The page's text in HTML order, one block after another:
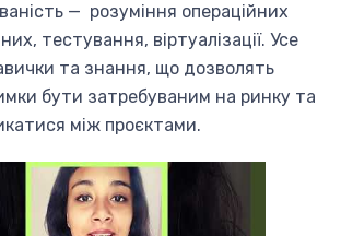
— розуміння операційних
тестування, віртуалізації. Усе
та знання, що дозволять
бути затребуваним на ринку та
між проєктами.